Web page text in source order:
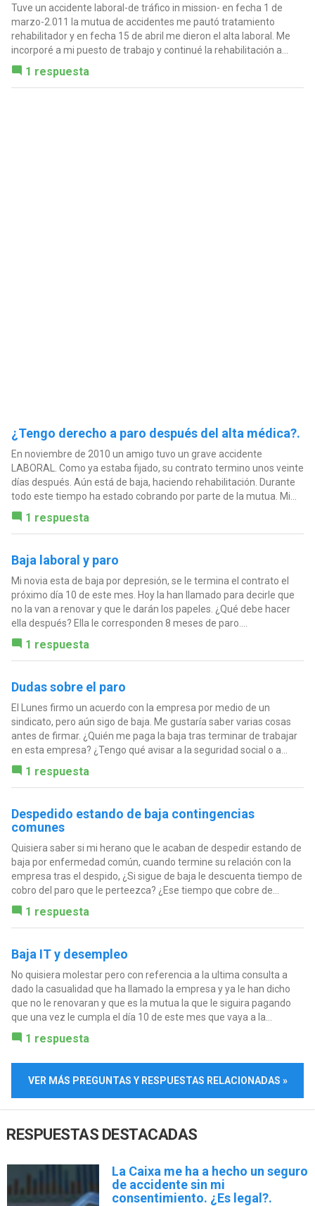
Tuve un accidente laboral-de tráfico in mission- en fecha 1 de
marzo-2.011 la mutua de accidentes me pautó tratamiento
rehabilitador y en fecha 15 de abril me dieron el alta laboral. Me
incorporé a mi puesto de trabajo y continué la rehabilitación a...
1 respuesta
¿Tengo derecho a paro después del alta médica?.
En noviembre de 2010 un amigo tuvo un grave accidente
LABORAL. Como ya estaba fijado, su contrato termino unos veinte
días después. Aún está de baja, haciendo rehabilitación. Durante
todo este tiempo ha estado cobrando por parte de la mutua. Mi...
1 respuesta
Baja laboral y paro
Mi novia esta de baja por depresión, se le termina el contrato el
próximo día 10 de este mes. Hoy la han llamado para decirle que
no la van a renovar y que le darán los papeles. ¿Qué debe hacer
ella después? Ella le corresponden 8 meses de paro....
1 respuesta
Dudas sobre el paro
El Lunes firmo un acuerdo con la empresa por medio de un
sindicato, pero aún sigo de baja. Me gustaría saber varias cosas
antes de firmar. ¿Quién me paga la baja tras terminar de trabajar
en esta empresa? ¿Tengo qué avisar a la seguridad social o a...
1 respuesta
Despedido estando de baja contingencias
comunes
Quisiera saber si mi herano que le acaban de despedir estando de
baja por enfermedad común, cuando termine su relación con la
empresa tras el despido, ¿Si sigue de baja le descuenta tiempo de
cobro del paro que le perteezca? ¿Ese tiempo que cobre de...
1 respuesta
Baja IT y desempleo
No quisiera molestar pero con referencia a la ultima consulta a
dado la casualidad que ha llamado la empresa y ya le han dicho
que no le renovaran y que es la mutua la que le siguira pagando
que una vez le cumpla el día 10 de este mes que vaya a la...
1 respuesta
VER MÁS PREGUNTAS Y RESPUESTAS RELACIONADAS »
RESPUESTAS DESTACADAS
La Caixa me ha a hecho un seguro
de accidente sin mi
consentimiento. ¿Es legal?.